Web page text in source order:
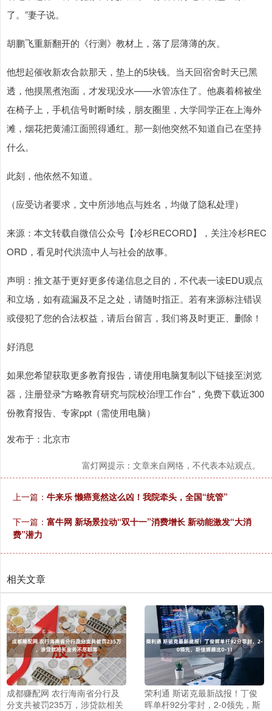
了。”妻子说。
胡鹏飞重新翻开的《行测》教材上，落了层薄薄的灰。
他想起催收新农合款那天，垫上的5块钱。当天回宿舍时天已黑
透，他摸黑煮泡面，才发现没水——水管冻住了。他裹着棉被坐
在椅子上，手机信号时断时续，朋友圈里，大学同学正在上海外
滩，烟花把黄浦江面照得通红。那一刻他突然不知道自己在坚持
什么。
此刻，他依然不知道。
（应受访者要求，文中所涉地点与姓名，均做了隐私处理）
来源：本文转载自微信公众号【冷杉RECORD】，关注冷杉REC
ORD，看见时代洪流中人与社会的故事。
声明：推文基于更好更多传递信息之目的，不代表一读EDU观点
和立场，如有疏漏及不足之处，请随时指正。若有来源标注错误
或侵犯了您的合法权益，请后台留言，我们将及时更正、删除！
好消息
如果您希望获取更多教育报告，请使用电脑复制以下链接至浏览
器，注册登录"方略教育研究与院校治理工作台"，免费下载近300
份教育报告、专家ppt（需使用电脑）
发布于：北京市
富灯网提示：文章来自网络，不代表本站观点。
上一篇： 牛来乐 懒癌竟然这么凶！我院牵头，全国“统管”
下一篇： 富牛网 新场景拉动“双十一”消费增长 新动能激发“大消
费”潜力
相关文章
成都赚配网 农行海南省分行及
分支共被罚235万，涉贷款相关
荣利通 斯诺克最新战报！丁俊
晖单杆92分零封，2-0领先，斯